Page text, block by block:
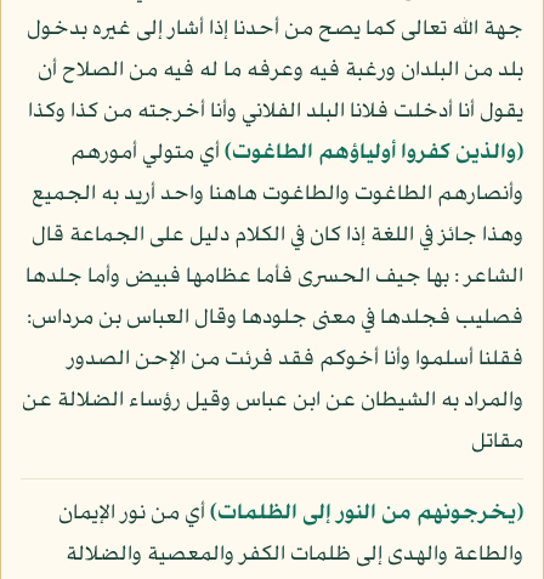
جهة الله تعالى كما يصح من أحدنا إذا أشار إلى غيره بدخول
بلد من البلدان ورغبة فيه وعرفه ما له فيه من الصلاح أن
يقول أنا أدخلت فلانا البلد الفلاني وأنا أخرجته من كذا وكذا
﴿والذين كفروا أولياؤهم الطاغوت﴾أي متولي أمورهم
وأنصارهم الطاغوت والطاغوت هاهنا واحد أريد به الجميع
وهذا جائز في اللغة إذا كان في الكلام دليل على الجماعة قال
الشاعر : بها جيف الحسرى فأما عظامها فبيض وأما جلدها
فصليب فجلدها في معنى جلودها وقال العباس بن مرداس:
فقلنا أسلموا وأنا أخوكم فقد فرئت من الإحن الصدور
والمراد به الشيطان عن ابن عباس وقيل رؤساء الضلالة عن
مقاتل
﴿يخرجونهم من النور إلى الظلمات﴾أي من نور الإيمان
والطاعة والهدى إلى ظلمات الكفر والمعصية والضلالة